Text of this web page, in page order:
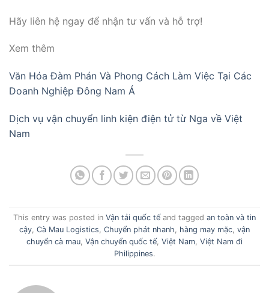
Hãy liên hệ ngay để nhận tư vấn và hỗ trợ!
Xem thêm
Văn Hóa Đàm Phán Và Phong Cách Làm Việc Tại Các
Doanh Nghiệp Đông Nam Á
Dịch vụ vận chuyển linh kiện điện tử từ Nga về Việt
Nam
This entry was posted in Vận tải quốc tế and tagged an toàn và tin
cậy, Cà Mau Logistics, Chuyển phát nhanh, hàng may mặc, vận
chuyển cà mau, Vận chuyển quốc tế, Việt Nam, Việt Nam đi
Philippines.